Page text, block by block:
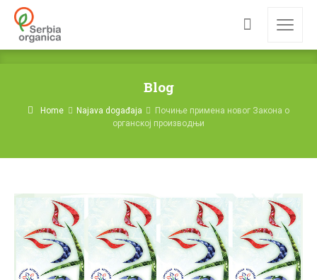
Blog
Home Najava događaja
Почиње примена новог Закона о
органској производњи